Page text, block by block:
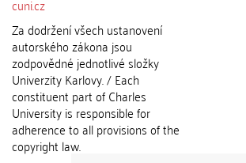
cuni.cz
Za dodržení všech ustanovení
autorského zákona jsou
zodpovědné jednotlivé složky
Univerzity Karlovy. / Each
constituent part of Charles
University is responsible for
adherence to all provisions of the
copyright law.